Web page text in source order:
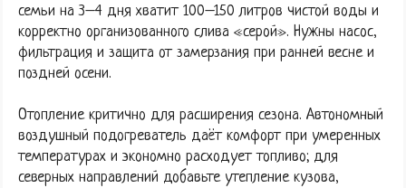
семьи на 3–4 дня хватит 100–150 литров чистой воды и
корректно организованного слива «серой». Нужны насос,
фильтрация и защита от замерзания при ранней весне и
поздней осени.
Отопление критично для расширения сезона. Автономный
воздушный подогреватель даёт комфорт при умеренных
температурах и экономно расходует топливо; для
северных направлений добавьте утепление кузова,